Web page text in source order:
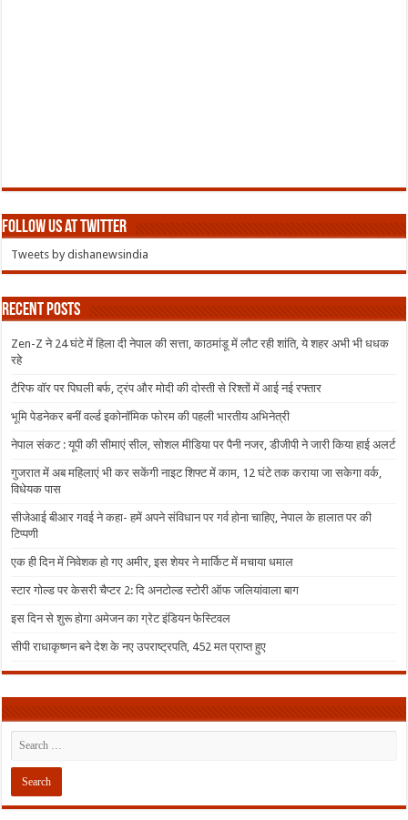
Follow us at Twitter
Tweets by dishanewsindia
Recent Posts
Zen-Z ने 24 घंटे में हिला दी नेपाल की सत्ता, काठमांडू में लौट रही शांति, ये शहर अभी भी धधक
रहे
टैरिफ वॉर पर पिघली बर्फ, ट्रंप और मोदी की दोस्ती से रिश्तों में आई नई रफ्तार
भूमि पेडनेकर बनीं वर्ल्ड इकोनॉमिक फोरम की पहली भारतीय अभिनेत्री
नेपाल संकट : यूपी की सीमाएं सील, सोशल मीडिया पर पैनी नजर, डीजीपी ने जारी किया हाई अलर्ट
गुजरात में अब महिलाएं भी कर सकेंगी नाइट शिफ्ट में काम, 12 घंटे तक कराया जा सकेगा वर्क,
विधेयक पास
सीजेआई बीआर गवई ने कहा- हमें अपने संविधान पर गर्व होना चाहिए, नेपाल के हालात पर की
टिप्पणी
एक ही दिन में निवेशक हो गए अमीर, इस शेयर ने मार्किट में मचाया धमाल
स्टार गोल्ड पर केसरी चैप्टर 2: दि अनटोल्ड स्टोरी ऑफ जलियांवाला बाग
इस दिन से शुरू होगा अमेजन का ग्रेट इंडियन फेस्टिवल
सीपी राधाकृष्णन बने देश के नए उपराष्ट्रपति, 452 मत प्राप्त हुए